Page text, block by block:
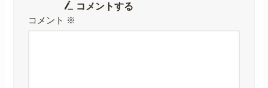
コメントする
コメント ※